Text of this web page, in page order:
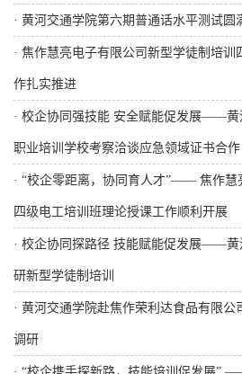
· 黄河交通学院第六期普通话水平测试圆
· 焦作慧亮电子有限公司新型学徒制培训
作扎实推进
· 校企协同强技能 安全赋能促发展——黄
职业培训学校考察洽谈应急领域证书合作
· “校企零距离，协同育人才”—— 焦作慧
四级电工培训班理论授课工作顺利开展
· 校企协同探路径 技能赋能促发展——黄
研新型学徒制培训
· 黄河交通学院赴焦作荣利达食品有限公
调研